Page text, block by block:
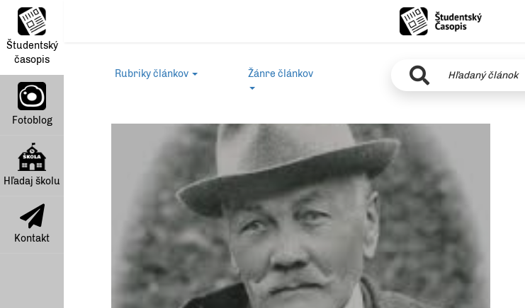
Študentský
časopis
Fotoblog
Hľadaj školu
Kontakt
Rubriky článkov Žánre článkov